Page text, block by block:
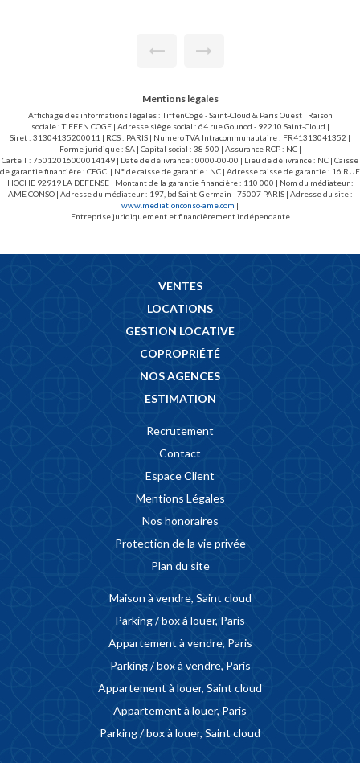
exposition et d'un jardin privatif d'environ 500m². Il offre une
une grande suite parentale avec une salle de bains et son
dressing, une salle d'eau avec w-c, des toilettes
indépendants. Une cave de 15,5m², un double garage de
38,83m² et un emplacement de parking extérieur complètent
ce bien.
Mentions légales
Affichage des informations légales : TiffenCogé - Saint-Cloud & Paris Ouest | Raison
sociale : TIFFEN COGE | Adresse siège social : 64 rue Gounod - 92210 Saint-Cloud |
Siret : 31304135200011 | RCS : PARIS | Numero TVA Intracommunautaire : FR41313041352 |
Forme juridique : SA | Capital social : 38 500 | Assurance RCP : NC |
Carte T : 75012016000014149 | Date de délivrance : 0000-00-00 | Lieu de délivrance : NC | Caisse
de garantie financière : CEGC. | N° de caisse de garantie : NC | Adresse caisse de garantie : 16 RUE
HOCHE 92919 LA DEFENSE | Montant de la garantie financière : 110 000 | Nom du médiateur :
AME CONSO | Adresse du médiateur : 197, bd Saint-Germain - 75007 PARIS | Adresse du site :
www.mediationconso-ame.com |
Entreprise juridiquement et financièrement indépendante
VENTES
LOCATIONS
GESTION LOCATIVE
COPROPRIÉTÉ
NOS AGENCES
ESTIMATION
Recrutement
Contact
Espace Client
Mentions Légales
Nos honoraires
Protection de la vie privée
Plan du site
Maison à vendre, Saint cloud
Parking / box à louer, Paris
Appartement à vendre, Paris
Parking / box à vendre, Paris
Appartement à louer, Saint cloud
Appartement à louer, Paris
Parking / box à louer, Saint cloud